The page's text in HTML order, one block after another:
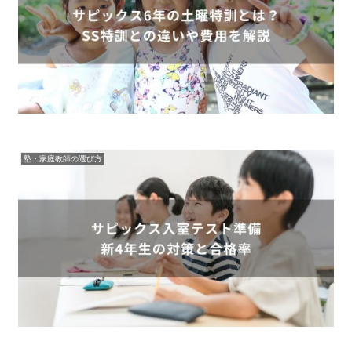
塾・家庭教師の選び方